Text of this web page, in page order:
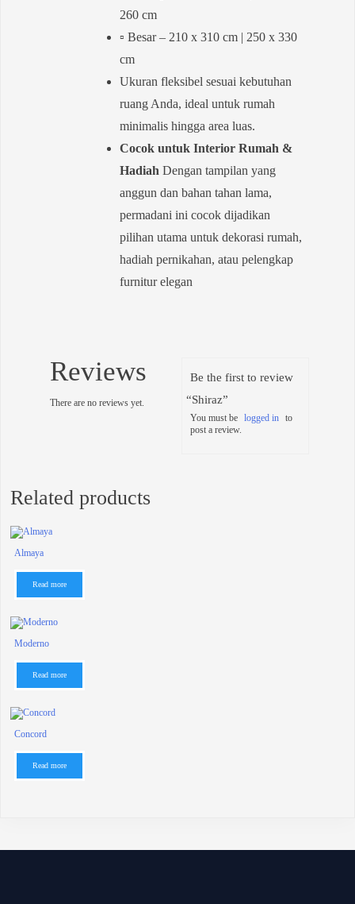
260 cm
▫️ Besar – 210 x 310 cm | 250 x 330
cm
Ukuran fleksibel sesuai kebutuhan
ruang Anda, ideal untuk rumah
minimalis hingga area luas.
Cocok untuk Interior Rumah &
Hadiah Dengan tampilan yang
anggun dan bahan tahan lama,
permadani ini cocok dijadikan
pilihan utama untuk dekorasi rumah,
hadiah pernikahan, atau pelengkap
furnitur elegan
Reviews
There are no reviews yet.
Be the first to review
“Shiraz”
You must be logged in to
post a review.
Related products
Almaya
Read more
Moderno
Read more
Concord
Read more